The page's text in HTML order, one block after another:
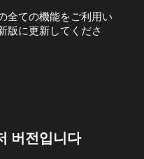
全ての機能をご利用い
版に更新してくださ
버전입니다